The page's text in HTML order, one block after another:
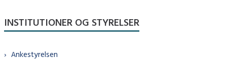
INSTITUTIONER OG STYRELSER
Ankestyrelsen